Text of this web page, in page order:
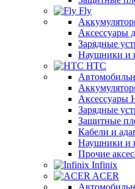
Fly
Аксессуары
Зарядные
Наушники и
HTC
Аксессуары
Зарядные
Защитные
Кабели и
Наушники и
Прочие
Infinix
ACER